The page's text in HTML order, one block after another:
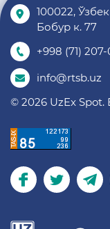
100022,
Бобур к. 77
+998 (71)
info@rtsb.uz
© 2026 UzEx